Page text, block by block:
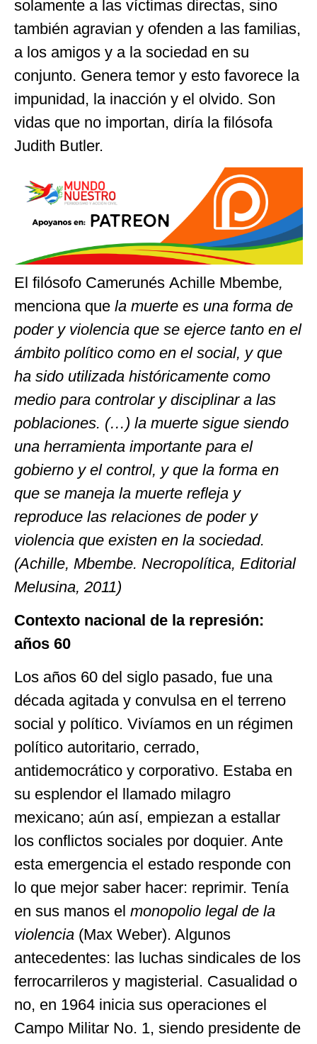
solamente a las víctimas directas, sino
también agravian y ofenden a las familias,
a los amigos y a la sociedad en su
conjunto. Genera temor y esto favorece la
impunidad, la inacción y el olvido. Son
vidas que no importan, diría la filósofa
Judith Butler.
El filósofo Camerunés Achille Mbembe,
menciona que la muerte es una forma de
poder y violencia que se ejerce tanto en el
ámbito político como en el social, y que
ha sido utilizada históricamente como
medio para controlar y disciplinar a las
poblaciones. (…) la muerte sigue siendo
una herramienta importante para el
gobierno y el control, y que la forma en
que se maneja la muerte refleja y
reproduce las relaciones de poder y
violencia que existen en la sociedad.
(Achille, Mbembe. Necropolítica, Editorial
Melusina, 2011)
Contexto nacional de la represión:
años 60
Los años 60 del siglo pasado, fue una
década agitada y convulsa en el terreno
social y político. Vivíamos en un régimen
político autoritario, cerrado,
antidemocrático y corporativo. Estaba en
su esplendor el llamado milagro
mexicano; aún así, empiezan a estallar
los conflictos sociales por doquier. Ante
esta emergencia el estado responde con
lo que mejor saber hacer: reprimir. Tenía
en sus manos el monopolio legal de la
violencia (Max Weber). Algunos
antecedentes: las luchas sindicales de los
ferrocarrileros y magisterial. Casualidad o
no, en 1964 inicia sus operaciones el
Campo Militar No. 1, siendo presidente de